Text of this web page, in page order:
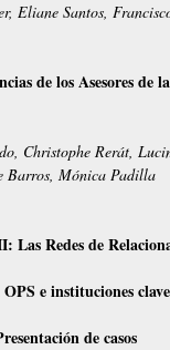
Eliane Santos,
de los Asesores de
Christophe Rerát,
Barros, Mónica Padilla
Las Redes de
e instituciones
de casos